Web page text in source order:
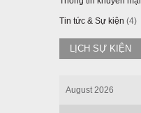
Tin tức & Sự kiện (4)
LỊCH SỰ KIỆN
August 2026